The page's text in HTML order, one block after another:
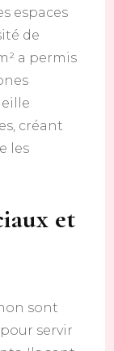
espaces
de
a permis
créant
les
et
sont
servir